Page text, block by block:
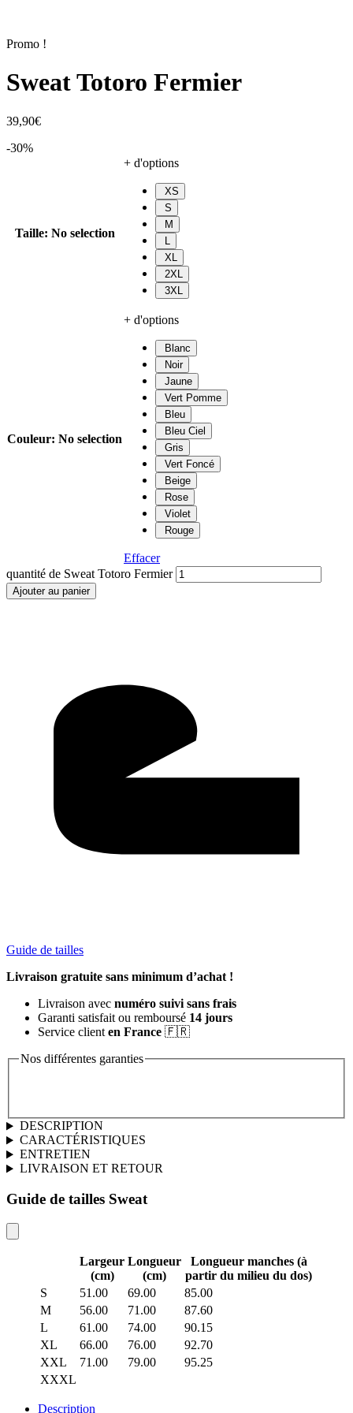
Promo !
Sweat Totoro Fermier
39,90€
-30%
Taille: No selection
+ d'options
XS
S
M
XL
2XL
3XL
Couleur: No selection
+ d'options
Blanc
Noir
Jaune
Vert Pomme
Bleu
Bleu Ciel
Gris
Vert Foncé
Beige
Rose
Violet
Rouge
Effacer
quantité de Sweat Totoro Fermier
Ajouter au panier
Guide de tailles
Livraison gratuite sans minimum d’achat !
Livraison avec numéro suivi sans frais
Garanti satisfait ou remboursé 14 jours
Service client en France 🇫🇷
Nos différentes garanties
DESCRIPTION
CARACTÉRISTIQUES
ENTRETIEN
LIVRAISON ET RETOUR
Guide de tailles Sweat
Largeur
(cm)
Longueur
(cm)
Longueur manches (à
partir du milieu du dos)
S
51.00 69.00
85.00
M
56.00 71.00
87.60
L
61.00 74.00
90.15
XL
66.00 76.00
92.70
XXL
71.00 79.00
95.25
XXXL
Description